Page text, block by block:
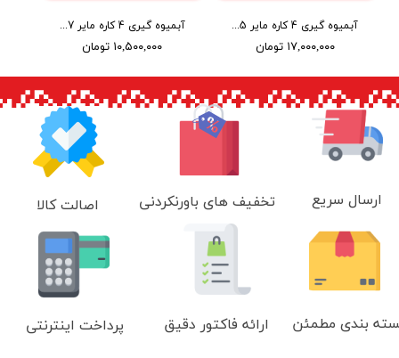
آبمیوه گیری 4 کاره مایر Maier juicer and blender MR-7337
۱۰,۵۰۰,۰۰۰ تومان
آبمیوه گیری 4 کاره مایر Maier juicer and blender MR-5335
۱۷,۰۰۰,۰۰۰ تومان
ارسال سریع اصالت کالا تخفیف های باورنکردنی
بندی مطمئن ارائه فاکتور دقیق پرداخت اینترنتی